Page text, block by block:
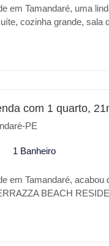
em Tamandaré, uma
cozinha grande, sala
ambos os lados são
com 1 quarto,
PE
1 Banheiro
em Tamandaré, acabou
BEACH
O